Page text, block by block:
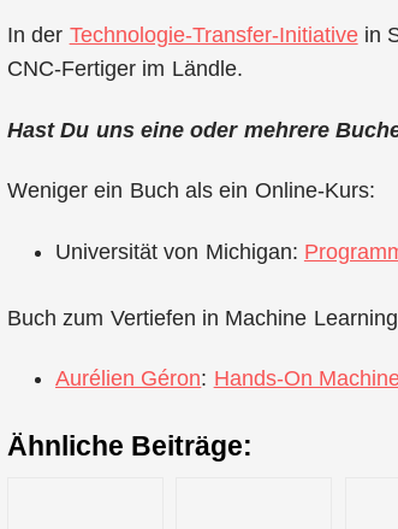
In der Technologie-Transfer-Initiativein
CNC-Fertiger im Ländle.
Hast Du uns eine oder mehrere
Weniger ein Buch als ein Online-Kurs:
Universität von Michigan:
Buch zum Vertiefen in Machine
Aurélien Géron: Hands-On
Ähnliche Beiträge: